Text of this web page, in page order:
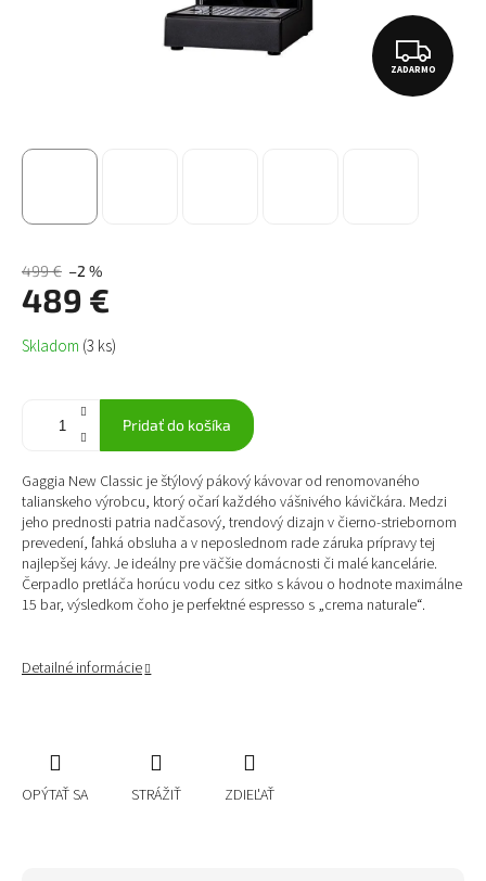
Z
A
ZADARMO
499 € –2 %
489 €
Jednotková
cena:
Skladom (3 ks)
Pridať do košíka
Gaggia New Classic je štýlový pákový kávovar od renomovaného
talianskeho výrobcu, ktorý očarí každého vášnivého kávičkára. Medzi
jeho prednosti patria nadčasový, trendový dizajn v čierno-striebornom
prevedení, ľahká obsluha a v neposlednom rade záruka prípravy tej
najlepšej kávy. Je ideálny pre väčšie domácnosti či malé kancelárie.
Čerpadlo pretláča horúcu vodu cez sitko s kávou o hodnote maximálne
15 bar, výsledkom čoho je perfektné espresso s „crema naturale“.
Detailné informácie
OPÝTAŤ SA STRÁŽIŤ ZDIEĽAŤ